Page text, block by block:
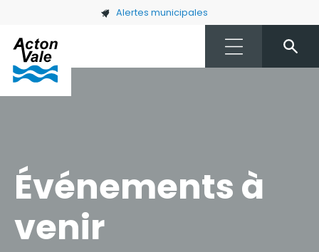
Skip to main content Alertes municipales
Événements à
venir